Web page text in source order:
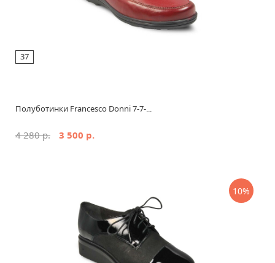
37
Полуботинки Francesco Donni 7-7-...
4 280 р. 3 500 р.
10%